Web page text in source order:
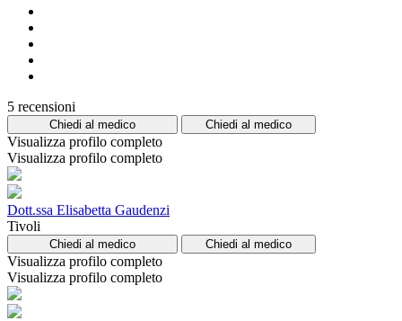
5 recensioni
Chiedi al medico Chiedi al medico
Visualizza profilo completo
Visualizza profilo completo
Dott.ssa Elisabetta Gaudenzi
Tivoli
Chiedi al medico Chiedi al medico
Visualizza profilo completo
Visualizza profilo completo